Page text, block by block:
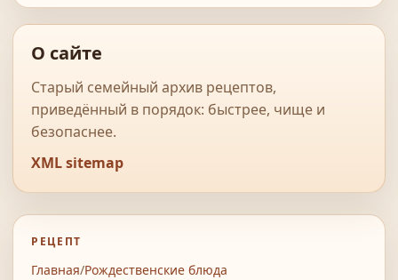
О сайте
Старый семейный архив рецептов,
приведённый в порядок: быстрее, чище и
безопаснее.
XML sitemap
РЕЦЕПТ
Главная/Рождественские блюда